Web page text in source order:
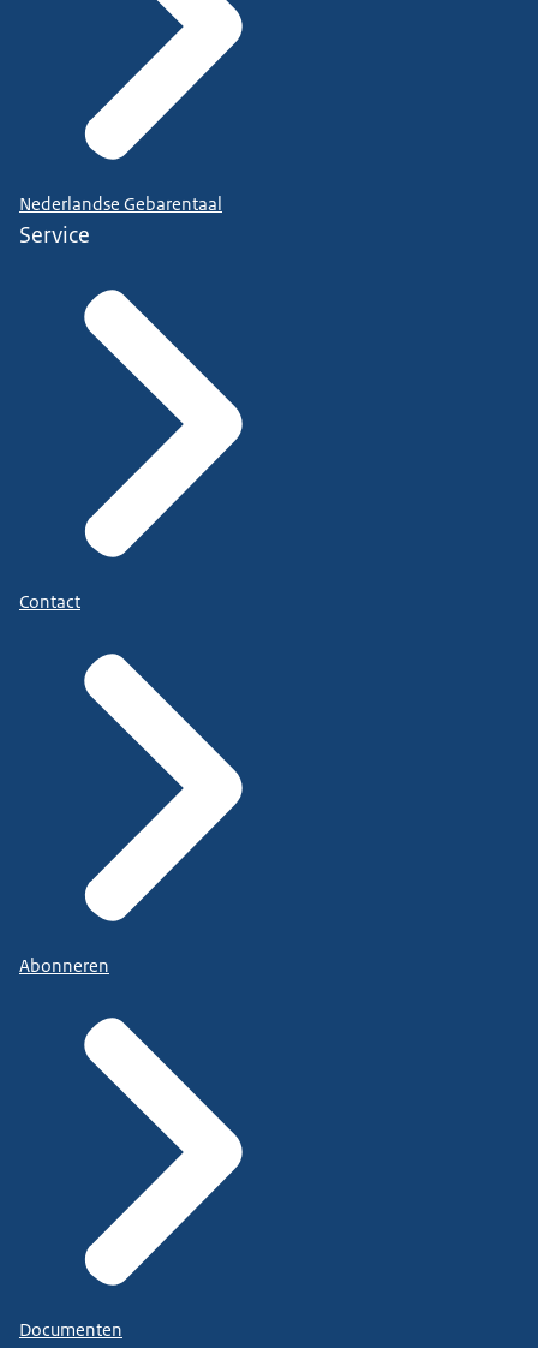
Nederlandse Gebarentaal
Service
Contact
Abonneren
Documenten